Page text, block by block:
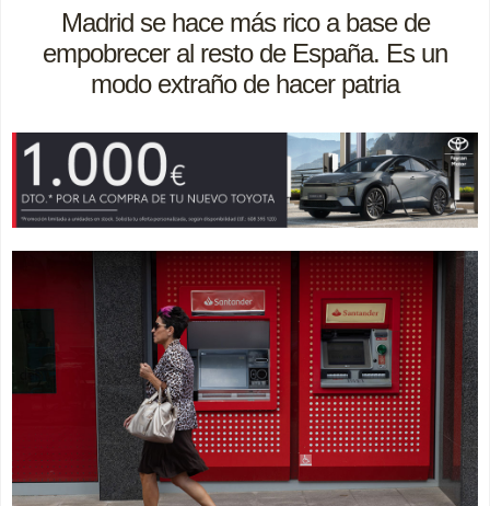
Madrid se hace más rico a base de
empobrecer al resto de España. Es un
modo extraño de hacer patria